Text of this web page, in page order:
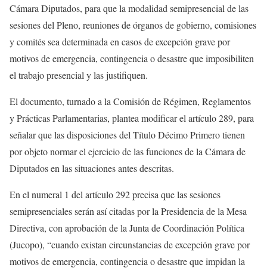
Cámara Diputados, para que la modalidad semipresencial de las
sesiones del Pleno, reuniones de órganos de gobierno, comisiones
y comités sea determinada en casos de excepción grave por
motivos de emergencia, contingencia o desastre que imposibiliten
el trabajo presencial y las justifiquen.
El documento, turnado a la Comisión de Régimen, Reglamentos
y Prácticas Parlamentarias, plantea modificar el artículo 289, para
señalar que las disposiciones del Título Décimo Primero tienen
por objeto normar el ejercicio de las funciones de la Cámara de
Diputados en las situaciones antes descritas.
En el numeral 1 del artículo 292 precisa que las sesiones
semipresenciales serán así citadas por la Presidencia de la Mesa
Directiva, con aprobación de la Junta de Coordinación Política
(Jucopo), “cuando existan circunstancias de excepción grave por
motivos de emergencia, contingencia o desastre que impidan la